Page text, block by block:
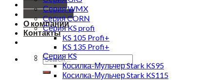
МУЛЬЧЕРЫ
ПОЧВОРЕЗЫ
О компании
Контакты
Search
for:
Серия WMX
Cерия CORN
Серия KS profi
KS 105 Profi+
KS 135 Profi+
Серия KS
Косилка-Мульчер Stark KS95
Косилка-Мульчер Stark KS115